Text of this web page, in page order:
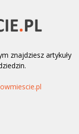
znajdziesz artykuły